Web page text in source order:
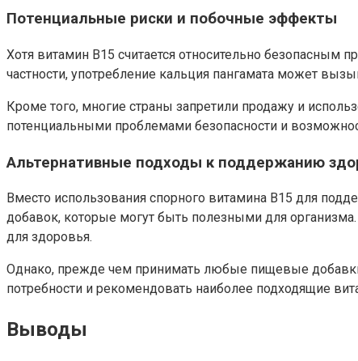
Потенциальные риски и побочные эффекты
Хотя витамин В15 считается относительно
частности, употребление кальция пангамата может
Кроме того, многие страны запретили продажу и
потенциальными проблемами безопасности и
Альтернативные подходы к поддержанию
Вместо использования спорного витамина В15 для
добавок, которые могут быть полезными для
для здоровья.
Однако, прежде чем принимать любые пищевые
потребности и рекомендовать наиболее подходящие
Выводы